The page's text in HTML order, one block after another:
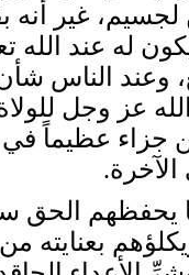
لجسيم، غير أنه
يكون له عند الله
وعند الناس شأن
عز وجل
جزاء عظيماً في
الآخرة.
يحفظهم الحق
بعنايته